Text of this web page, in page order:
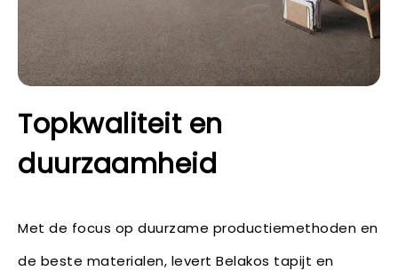
Topkwaliteit en
duurzaamheid
Met de focus op duurzame productiemethoden en
de beste materialen, levert Belakos tapijt en